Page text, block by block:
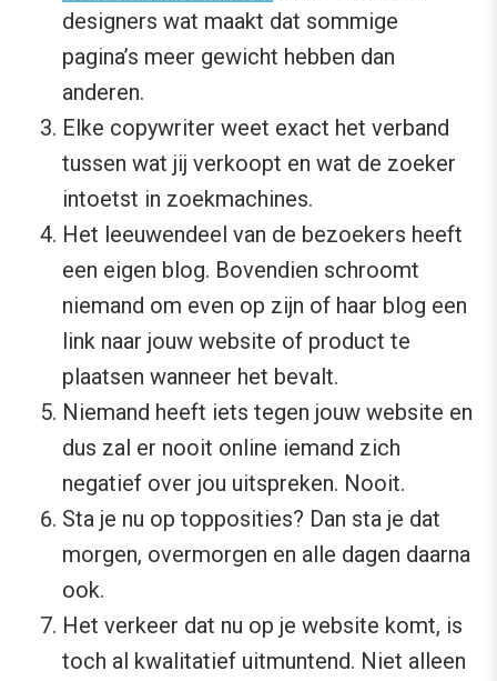
designers wat maakt dat sommige
pagina’s meer gewicht hebben dan
anderen.
Elke copywriter weet exact het verband
tussen wat jij verkoopt en wat de zoeker
intoetst in zoekmachines.
Het leeuwendeel van de bezoekers heeft
een eigen blog. Bovendien schroomt
niemand om even op zijn of haar blog een
link naar jouw website of product te
plaatsen wanneer het bevalt.
Niemand heeft iets tegen jouw website en
dus zal er nooit online iemand zich
negatief over jou uitspreken. Nooit.
Sta je nu op topposities? Dan sta je dat
morgen, overmorgen en alle dagen daarna
ook.
Het verkeer dat nu op je website komt, is
toch al kwalitatief uitmuntend. Niet alleen